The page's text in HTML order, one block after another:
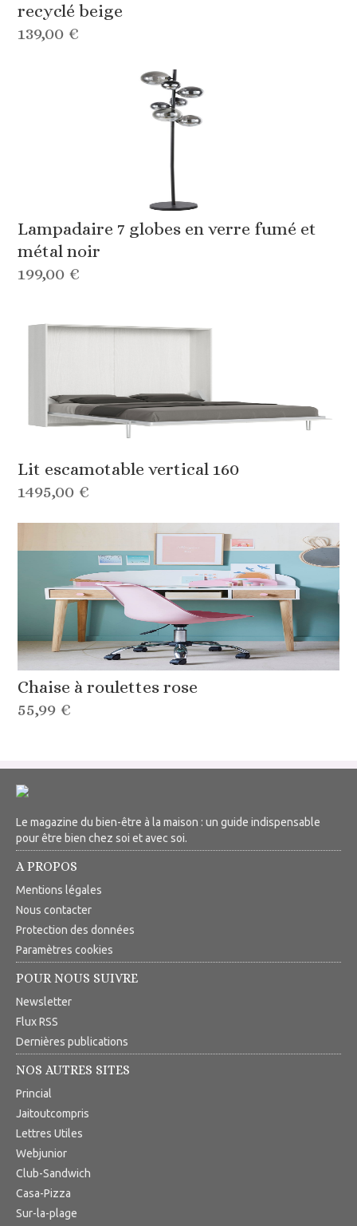
recyclé beige
139,00 €
Lampadaire 7 globes en verre fumé et
métal noir
199,00 €
Lit escamotable vertical 160
1495,00 €
Chaise à roulettes rose
55,99 €
Le magazine du bien-être à la maison : un guide indispensable
pour être bien chez soi et avec soi.
A PROPOS
Mentions légales
Nous contacter
Protection des données
Paramètres cookies
POUR NOUS SUIVRE
Newsletter
Flux RSS
Dernières publications
NOS AUTRES SITES
Princial
Jaitoutcompris
Lettres Utiles
Webjunior
Club-Sandwich
Casa-Pizza
Sur-la-plage